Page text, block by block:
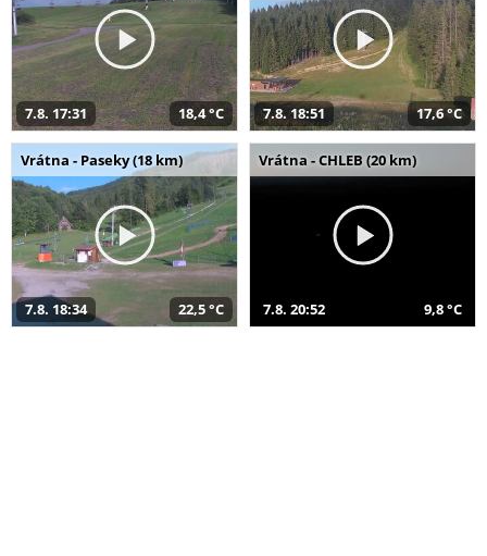
7.8. 17:31 18,4 °C 7.8. 18:51 17,6 °C
Vrátna - Paseky (18 km)
7.8. 18:34 22,5 °C
Vrátna - CHLEB (20 km)
7.8. 20:52 9,8 °C